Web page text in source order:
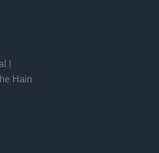
!
Hain